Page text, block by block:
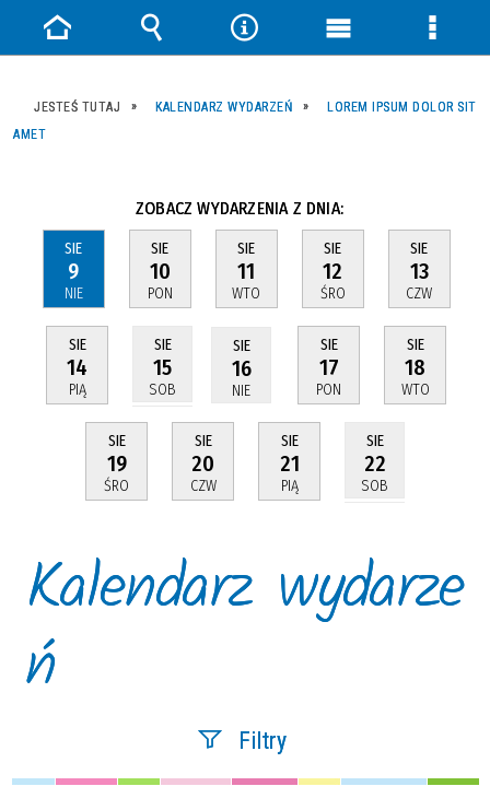
JESTEŚ TUTAJ KALENDARZ WYDARZEŃ
LOREM IPSUM DOLOR SIT
AMET
ZOBACZ WYDARZENIA Z DNIA:
SIE
9
NIE
SIE
10
PON
SIE
11
WTO
SIE
12
ŚRO
SIE
13
CZW
SIE
14
PIĄ
SIE
15
SOB
SIE
16
NIE
SIE
17
PON
SIE
18
WTO
SIE
19
ŚRO
SIE
20
CZW
SIE
21
PIĄ
SIE
22
SOB
Kalendarz wydarze
ń
Filtry
Strona
główna
Wyszukiwarka
NarzędziaMenu
Menu